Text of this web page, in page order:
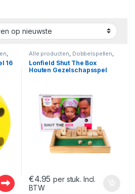
op nieuwste
,
16
Alle producten, Dobbelspellen,
Spellen
Lonfield Shut The Box
Houten Gezelschapsspel
€4.95 per stuk. Incl.
BTW